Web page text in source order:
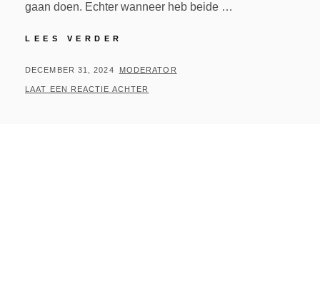
gaan doen. Echter wanneer heb beide …
LEES VERDER
SUNSET
GEPLAATST
OP
DECEMBER 31, 2024 BY
MODERATOR
LAAT EEN REACTIE ACHTER